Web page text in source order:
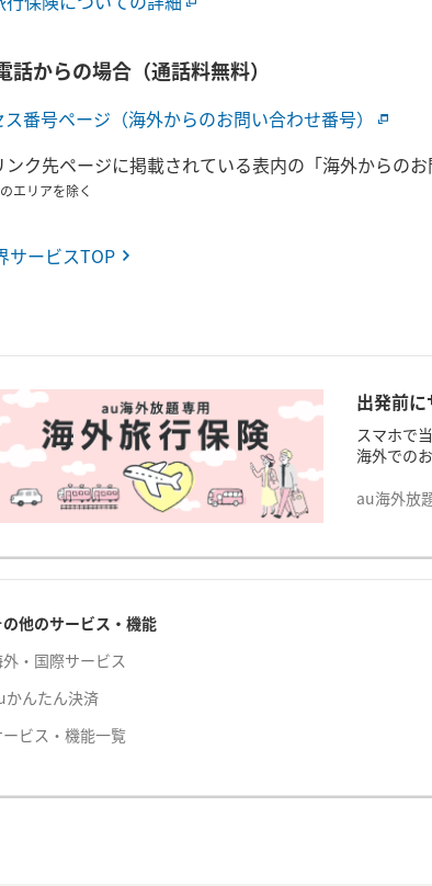
話からの場合（通話料無料）
ス番号ページ（海外からのお問い合わせ番号）
ンク先ページに掲載されている表内の「海外からの
エリアを除く
サービスTOP
出発前
スマホで
海外での
au海外放
の他のサービス・機能
外・国際サービス
かんたん決済
ービス・機能一覧